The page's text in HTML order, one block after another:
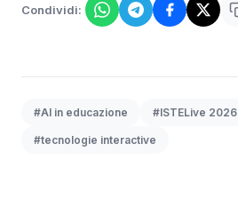
Condividi:
#AI in educazione #ISTELive 2026
#tecnologie interactive